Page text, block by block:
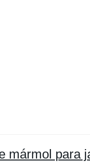
mármol para